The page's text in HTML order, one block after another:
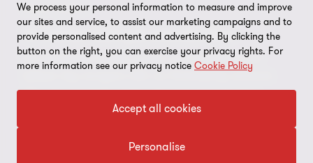
NYHETSBREV
Vi håller koll på omvärlden
Få värdefulla insikter, guider och expertråd som
hjälper dig navigera rätt i en föränderlig omvärld.
Gör som tusentals andra, bli prenumerant idag.
Börja prenumerera
Våra experter
Kontor
Nyhetsbrev
Om Grant Thornton
Nyheter och tips
Student
LEGAL INFO
Privacy
Inställningar för kakor
VÅRA TJÄNSTER
ESG & hållbarhetsrådgivning CSRD
We process your personal information to measure and improve
our sites and service, to assist our marketing campaigns and to
provide personalised content and advertising. By clicking the
button on the right, you can exercise your privacy rights. For
more information see our privacy notice Cookie Policy
Accept all cookies
Personalise